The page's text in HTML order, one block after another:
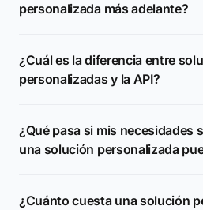
personalizada más adelante?
¿Cuál es la diferencia entre
personalizadas y la API?
¿Qué pasa si mis necesidades
una solución personalizada
¿Cuánto cuesta una solución